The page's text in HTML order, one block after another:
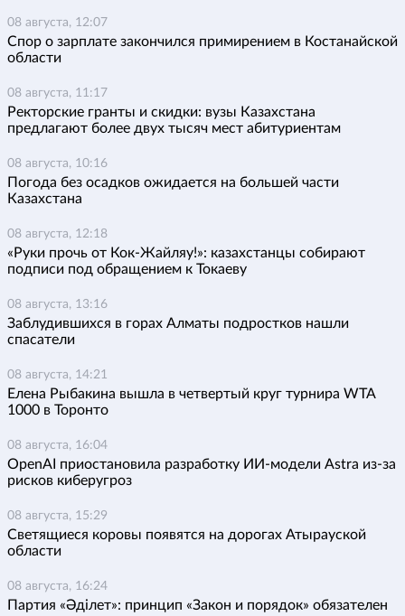
08 августа, 12:07
Спор о зарплате закончился примирением в Костанайской
области
08 августа, 11:17
Ректорские гранты и скидки: вузы Казахстана
предлагают более двух тысяч мест абитуриентам
08 августа, 10:16
Погода без осадков ожидается на большей части
Казахстана
08 августа, 12:18
«Руки прочь от Кок-Жайляу!»: казахстанцы собирают
подписи под обращением к Токаеву
08 августа, 13:16
Заблудившихся в горах Алматы подростков нашли
спасатели
08 августа, 14:21
Елена Рыбакина вышла в четвертый круг турнира WTA
1000 в Торонто
08 августа, 16:04
OpenAI приостановила разработку ИИ-модели Astra из-за
рисков киберугроз
08 августа, 15:29
Светящиеся коровы появятся на дорогах Атырауской
области
08 августа, 16:24
Партия «Әділет»: принцип «Закон и порядок» обязателен